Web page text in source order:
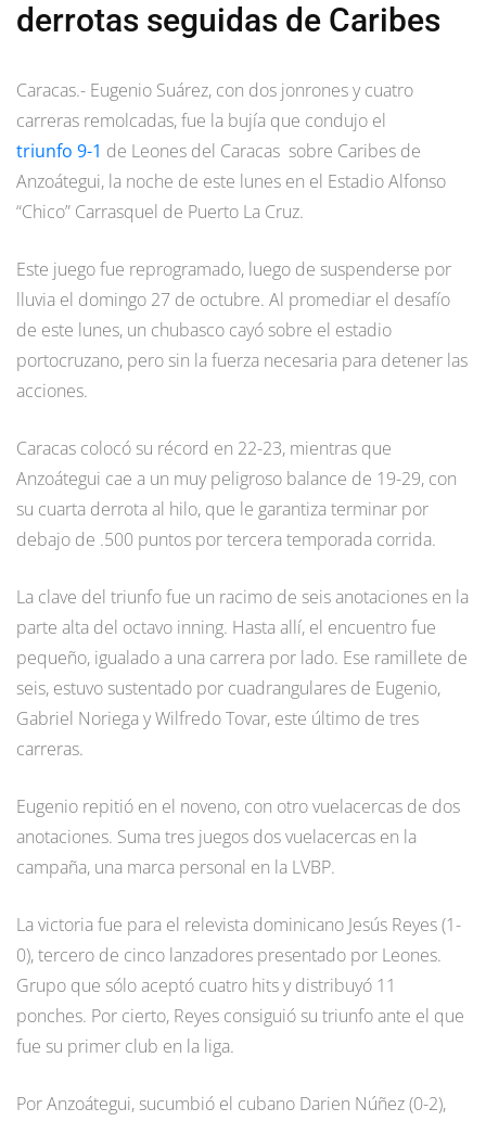
derrotas seguidas de Caribes
Caracas.- Eugenio Suárez, con dos jonrones y cuatro
carreras remolcadas, fue la bujía que condujo el
triunfo 9-1 de Leones del Caracas sobre Caribes de
Anzoátegui, la noche de este lunes en el Estadio Alfonso
“Chico” Carrasquel de Puerto La Cruz.
Este juego fue reprogramado, luego de suspenderse por
lluvia el domingo 27 de octubre. Al promediar el desafío
de este lunes, un chubasco cayó sobre el estadio
portocruzano, pero sin la fuerza necesaria para detener las
acciones.
Caracas colocó su récord en 22-23, mientras que
Anzoátegui cae a un muy peligroso balance de 19-29, con
su cuarta derrota al hilo, que le garantiza terminar por
debajo de .500 puntos por tercera temporada corrida.
La clave del triunfo fue un racimo de seis anotaciones en la
parte alta del octavo inning. Hasta allí, el encuentro fue
pequeño, igualado a una carrera por lado. Ese ramillete de
seis, estuvo sustentado por cuadrangulares de Eugenio,
Gabriel Noriega y Wilfredo Tovar, este último de tres
carreras.
Eugenio repitió en el noveno, con otro vuelacercas de dos
anotaciones. Suma tres juegos dos vuelacercas en la
campaña, una marca personal en la LVBP.
La victoria fue para el relevista dominicano Jesús Reyes (1-
0), tercero de cinco lanzadores presentado por Leones.
Grupo que sólo aceptó cuatro hits y distribuyó 11
ponches. Por cierto, Reyes consiguió su triunfo ante el que
fue su primer club en la liga.
Por Anzoátegui, sucumbió el cubano Darien Núñez (0-2),